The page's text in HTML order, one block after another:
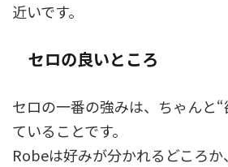
近いです。
セロの良いところ
セロの一番の強みは、ちゃんと
ていることです。
Robeは好みが分かれるどころ